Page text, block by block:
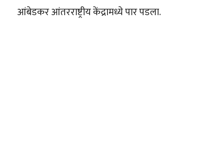
आंबेडकर आंतरराष्ट्रीय केंद्रामध्ये पार पडला.